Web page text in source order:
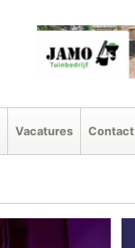
Vacatures Contact